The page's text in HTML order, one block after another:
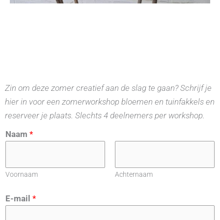
Zin om deze zomer creatief aan de slag te gaan? Schrijf je
hier in voor een zomerworkshop bloemen en tuinfakkels en
reserveer je plaats. Slechts 4 deelnemers per workshop.
Naam *
Voornaam Achternaam
E-mail *